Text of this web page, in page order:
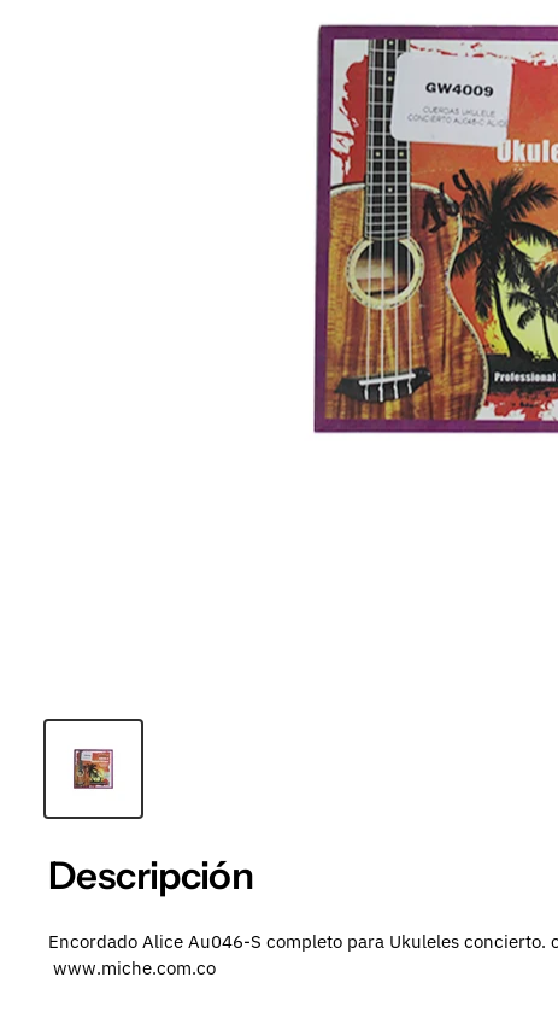
Descripción
Encordado Alice Au046-S completo para Ukuleles
www.miche.com.co